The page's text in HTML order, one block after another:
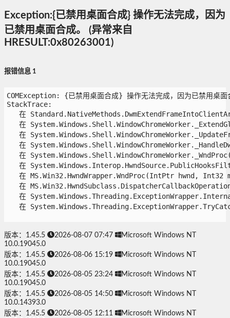
Exception:{已禁用桌面合成} 操作无法完成，因为
已禁用桌面合成。 (异常来自
HRESULT:0x80263001)
报错信息 1
COMException: {已禁用桌面合成} 操作无法完成，因为已禁用桌
StackTrace:
在
在
在
在
在
在
在 MS.Win32.HwndWrapper.WndProc(IntPtr hwnd,
在
在
在
版本：1.45.5 2026-08-07 07:47
Microsoft Windows NT
10.0.19045.0
版本：1.45.5
2026-08-06 15:19
Microsoft Windows NT
10.0.19045.0
版本：1.45.5
2026-08-05 23:24
Microsoft Windows NT
10.0.19045.0
版本：1.45.5
2026-08-05 14:50
Microsoft Windows NT
10.0.14393.0
版本：1.45.5
2026-08-05 12:11
Microsoft Windows NT